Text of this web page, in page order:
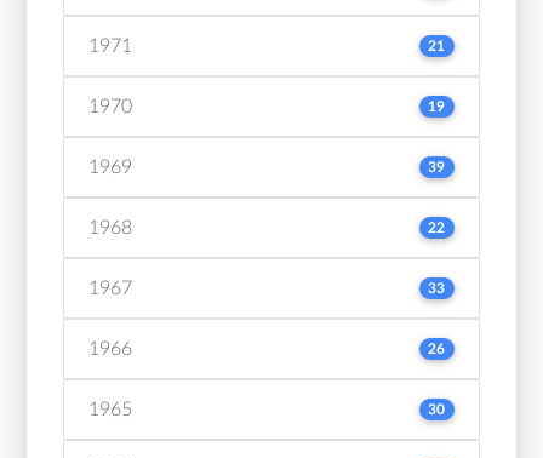
1971 21
1970 19
1969 39
1968 22
1967 33
1966 26
1965 30